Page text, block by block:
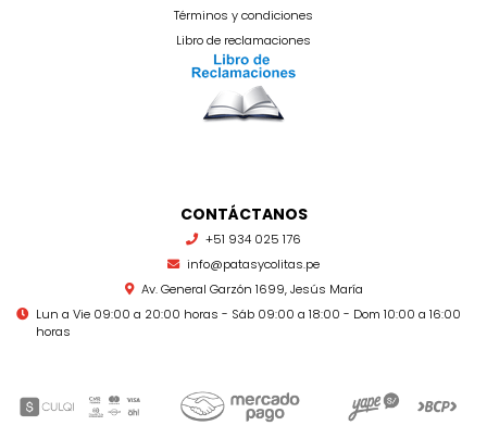
Términos y condiciones
Libro de reclamaciones
CONTÁCTANOS
+51 934 025 176
info@patasycolitas.pe
Av. General Garzón 1699, Jesús María
Lun a Vie 09:00 a 20:00 horas - Sáb 09:00 a 18:00 - Dom 10:00 a 16:00
horas